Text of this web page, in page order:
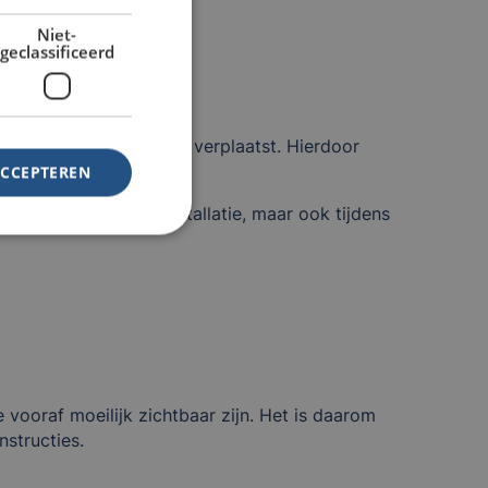
regelmatig verplaatst. Hierdoor
moet zijn bij installatie, maar ook tijdens
moeilijk zichtbaar zijn. Het is daarom
Niet-
geclassificeerd